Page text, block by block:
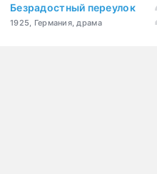
Безрадостный переулок
1925, Германия, драма